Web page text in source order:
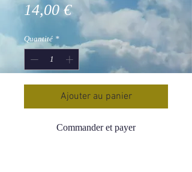
14,00 €Prix
Quantité *
Ajouter au panier
Commander et payer